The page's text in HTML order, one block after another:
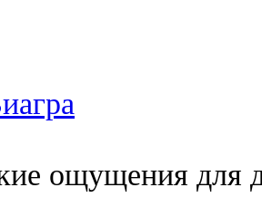
ощущения для